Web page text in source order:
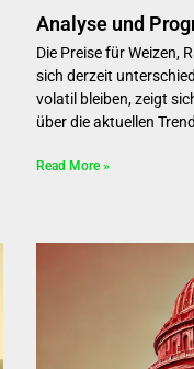
Analyse und
Die Preise für Weizen,
sich derzeit
volatil bleiben, zeigt
über die aktuellen
Read More »